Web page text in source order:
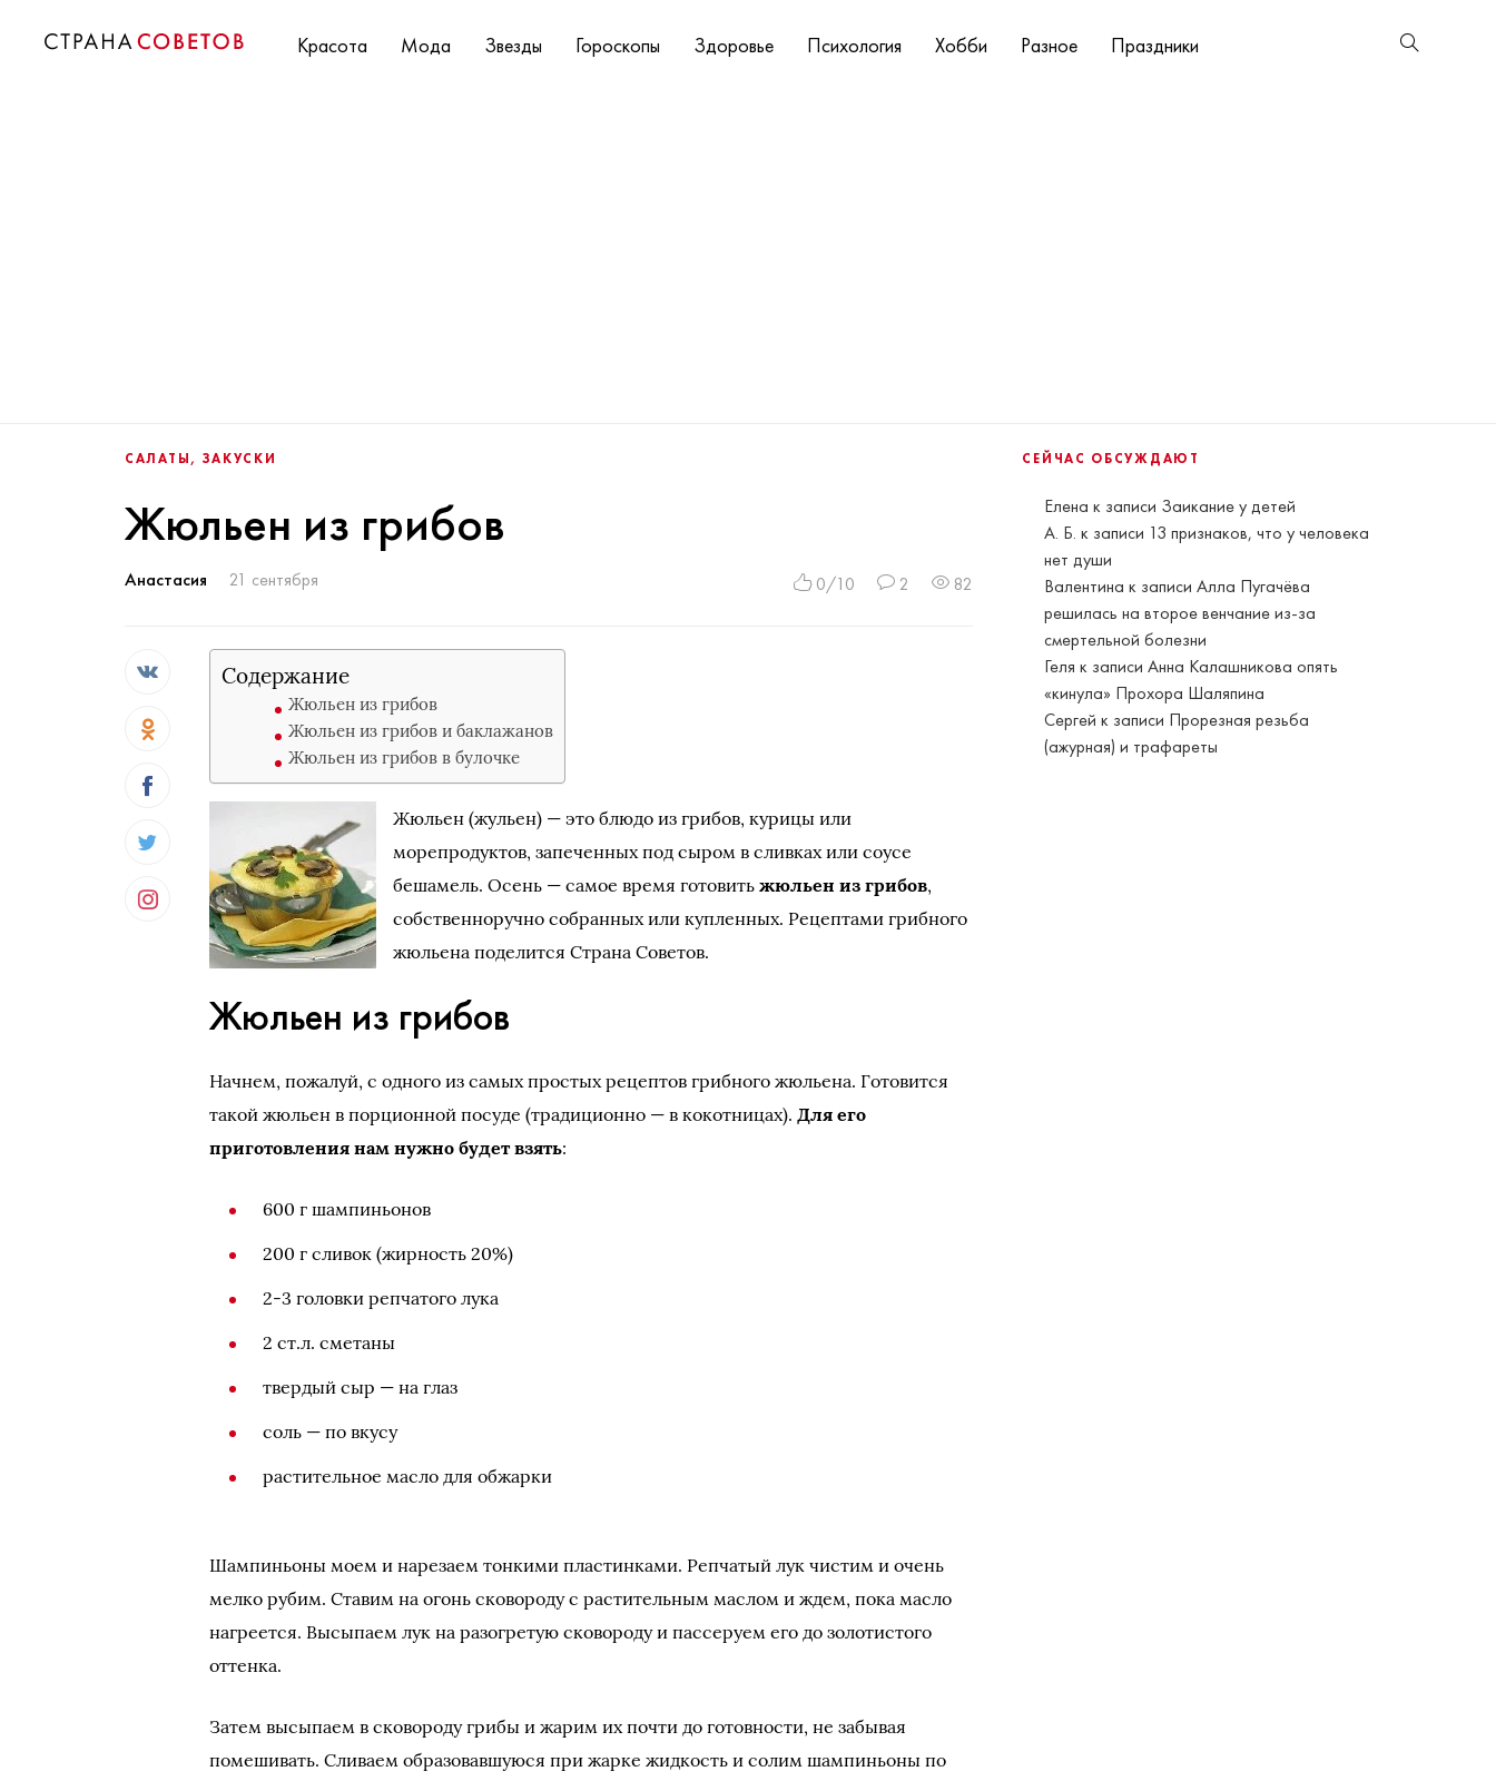
Красота Мода Звезды Гороскопы Здоровье Психология Хобби Разное Праздники
СЕЙЧАС ОБСУЖДАЮТ
Елена к записи Заикание у детей
А. Б. к записи 13 признаков, что у человека
нет души
Валентина к записиАлла Пугачёва
решилась на второе венчание из-за
смертельной болезни
Геля к записиАнна Калашникова опять
«кинула» Прохора Шаляпина
Сергей к записи Прорезная резьба
(ажурная) и трафареты
САЛАТЫ, ЗАКУСКИ
Жюльен из грибов
Анастасия 21 сентября 0/10 2 82
Содержание
Жюльен из грибов
Жюльен из грибов и баклажанов
Жюльен из грибов в булочке
Жюльен (жульен) — это блюдо из грибов, курицы или
морепродуктов, запеченных под сыром в сливках или соусе
бешамель. Осень — самое время готовитьжюльен из грибов,
собственноручно собранных или купленных. Рецептами грибного
жюльена поделится Страна Советов.
Жюльен из грибов
Начнем, пожалуй, с одного из самых простых рецептов грибного жюльена. Готовится
такой жюльен в порционной посуде (традиционно — в кокотницах).Для его
приготовления нам нужно будет взять:
600 г шампиньонов
200 г сливок (жирность 20%)
2-3 головки репчатого лука
2 ст.л. сметаны
твердый сыр — на глаз
соль — по вкусу
растительное масло для обжарки
Шампиньоны моем и нарезаем тонкими пластинками. Репчатый лук чистим и очень
мелко рубим. Ставим на огонь сковороду с растительным маслом и ждем, пока масло
нагреется. Высыпаем лук на разогретую сковороду и пассеруем его до золотистого
оттенка.
Затем высыпаем в сковороду грибы и жарим их почти до готовности, не забывая
помешивать. Сливаем образовавшуюся при жарке жидкость и солим шампиньоны по